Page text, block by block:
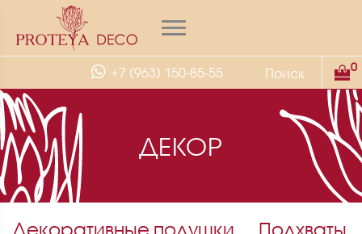
+7 (963) 150-85-55 0
ДЕКОР
Декоративные подушки Подхваты